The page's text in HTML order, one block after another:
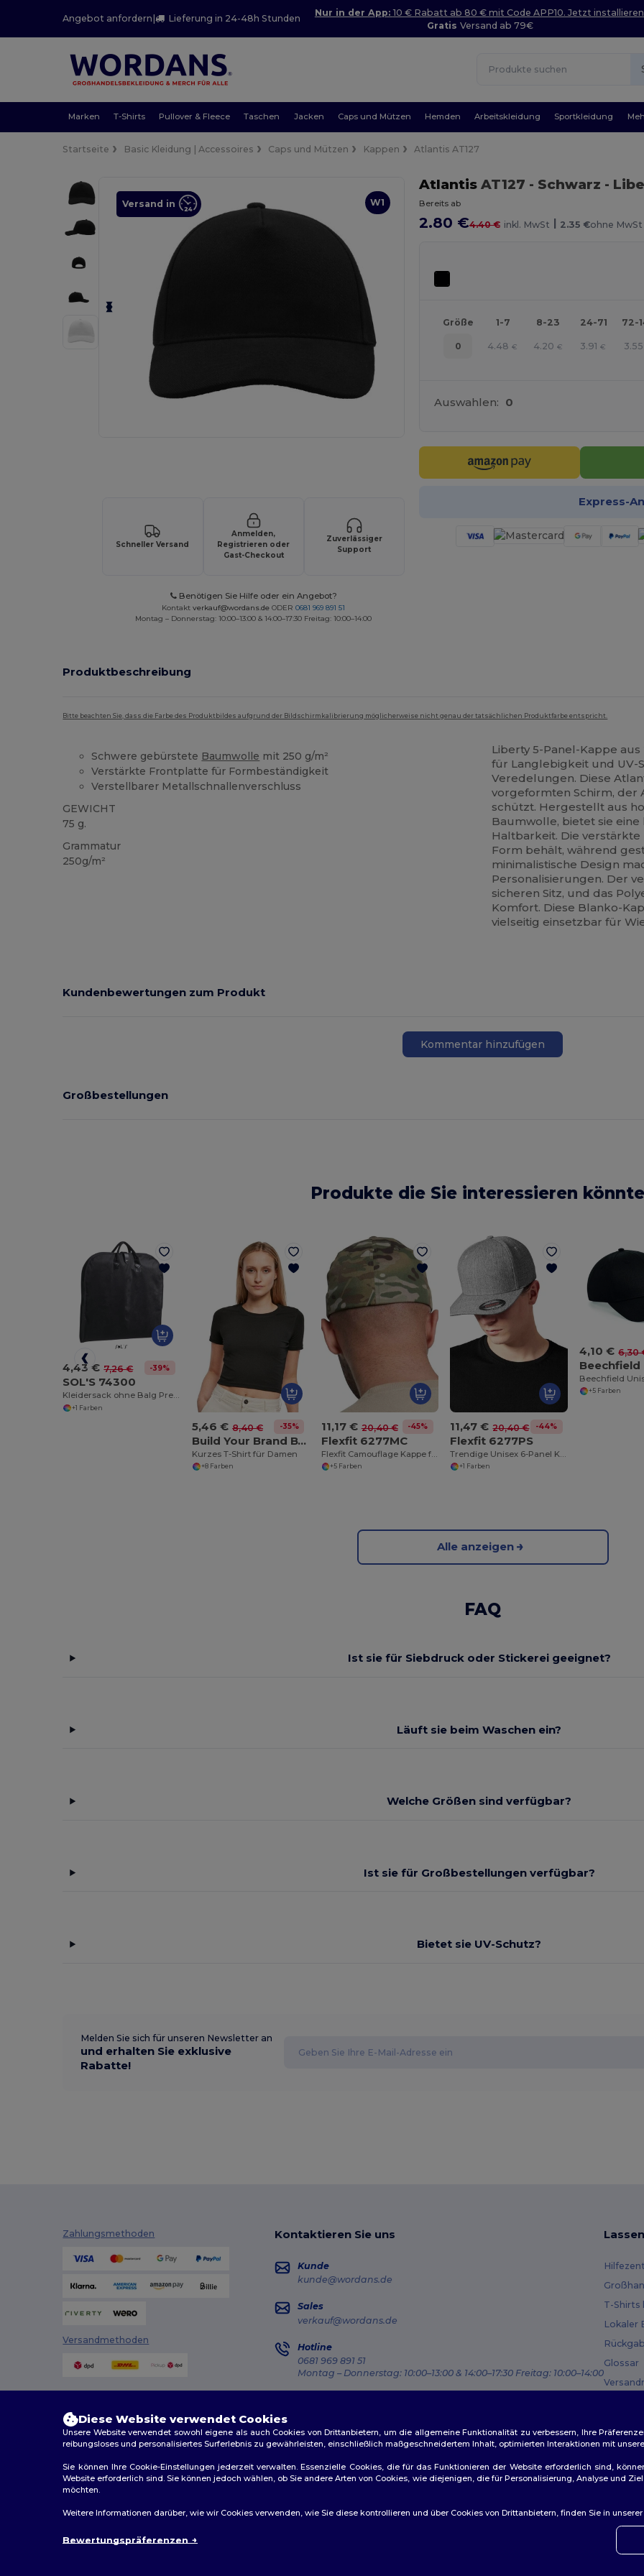
Angebot anfordern | Lieferung in 24-48h Stunden
Nur in der App: 10 € Rabatt ab 80 € mit Code APP10. Jetzt
GratisVersand ab 79€
Marken T-Shirts Pullover & Fleece Taschen Jacken Caps und Mützen Hemden Arbeitskleidung Sportkleidung
Startseite Basic Kleidung | Accessoires Caps und Mützen Kappen Atlantis AT127
W1
Versand in
Schneller Versand
Anmelden,
Registrieren oder
Gast-Checkout
Zuverlässiger
Support
Benötigen Sie Hilfe oder ein Angebot?
Kontaktverkauf@wordans.de ODER0681 969 891 51
Montag – Donnerstag: 10:00–13:00 & 14:00–17:30 Freitag: 10:00–14:00
AtlantisAT127 - Schwarz -
Bereits ab
2.80 €4.40 € inkl. MwSt | 2.35 €ohne MwSt
Größe 1-7 8-23 24-71 72-
0 4.48 € 4.20 € 3.91 € 3.55
Auswahlen: 0
Express-
Produktbeschreibung
Bitte beachten Sie, dass die Farbe des Produktbildes aufgrund der Bildschirmkalibrierung möglicherweise nicht genau der tatsächlichen Produktfarbe entspricht.
Schwere gebürstete Baumwolle mit 250 g/m²
Verstärkte Frontplatte für Formbeständigkeit
Verstellbarer Metallschnallenverschluss
GEWICHT
75 g.
Grammatur
250g/m²
Liberty 5-Panel-Kappe
für Langlebigkeit und
Veredelungen. Diese
vorgeformten Schirm, der
schützt. Hergestellt aus
Baumwolle, bietet sie
Haltbarkeit. Die
Form behält, während
minimalistische Design
Personalisierungen. Der
sicheren Sitz, und das
Komfort. Diese Blanko-
vielseitig einsetzbar für
Kundenbewertungen zum Produkt
Kommentar hinzufügen
Großbestellungen
Produkte die Sie interessieren
4,43 € 7,26 € -39%
SOL'S 74300
Kleidersack ohne Balg Premier
+1 Farben
5,46 € 8,40 € -35%
Build Your Brand BY042
Kurzes T-Shirt für Damen
+8 Farben
11,17 € 20,40 € -45%
Flexfit 6277MC
Flexfit Camouflage Kappe für Lässigen Stil
+5 Farben
11,47 € 20,40 € -44%
Flexfit 6277PS
+1 Farben
4,10 € 6,30
Beechfield
+5 Farben
Alle anzeigen
FAQ
Ist sie für Siebdruck oder Stickerei geeignet?
Läuft sie beim Waschen ein?
Welche Größen sind verfügbar?
Ist sie für Großbestellungen verfügbar?
Bietet sie UV-Schutz?
Melden Sie sich für unseren Newsletter an
und erhalten Sie exklusive
Rabatte!
Zahlungsmethoden
Versandmethoden
Kontaktieren Sie uns
Kunde
kunde@wordans.de
Sales
verkauf@wordans.de
Hotline
0681 969 891 51
Montag – Donnerstag: 10:00–13:00 & 14:00–17:30 Freitag: 10:00–14:00
T-Shirts
Lokaler
Glossar
2026. Alle Rechte vorbehalten
Diese Website verwendet Cookies
Unsere Website verwendet sowohl eigene als auch Cookies von Drittanbietern, um die allgemeine Funktionalität zu verbessern, Ihre
reibungsloses und personalisiertes Surferlebnis zu gewährleisten, einschließlich maßgeschneidertem Inhalt, optimierten Interaktionen mit
Sie können Ihre Cookie-Einstellungen jederzeit verwalten. Essenzielle Cookies, die für das Funktionieren der Website erforderlich sind,
Website erforderlich sind. Sie können jedoch wählen, ob Sie andere Arten von Cookies, wie diejenigen, die für Personalisierung, Analyse und
möchten.
Weitere Informationen darüber, wie wir Cookies verwenden, wie Sie diese kontrollieren und über Cookies von Drittanbietern, finden Sie in
Bewertungspräferenzen
👋